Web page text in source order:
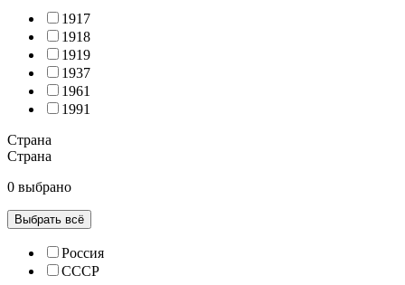
1917
1918
1919
1937
1961
1991
Страна
Страна
0 выбрано
Выбрать всё
Россия
СССР